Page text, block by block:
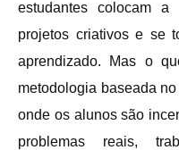
estudantes colocam a
projetos criativos e se
aprendizado. Mas o
metodologia baseada no
onde os alunos são
problemas reais,